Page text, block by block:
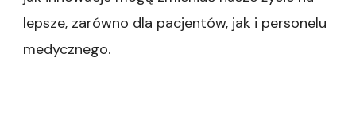
lepsze, zarówno dla pacjentów, jak i personelu
medycznego.